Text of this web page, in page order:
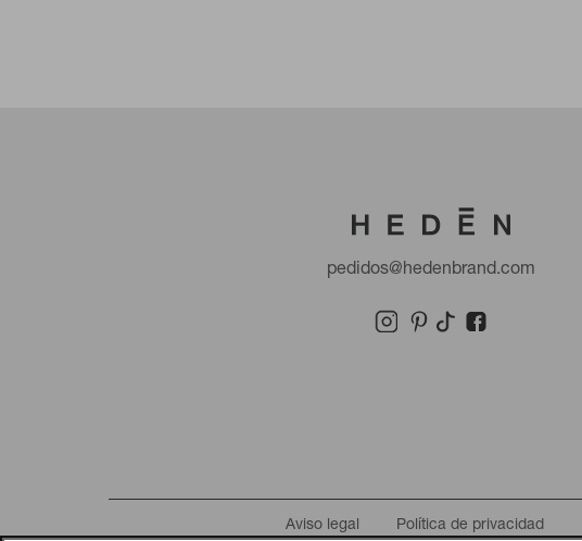
pedidos@hedenbrand.com
Aviso legal Política de privacidad